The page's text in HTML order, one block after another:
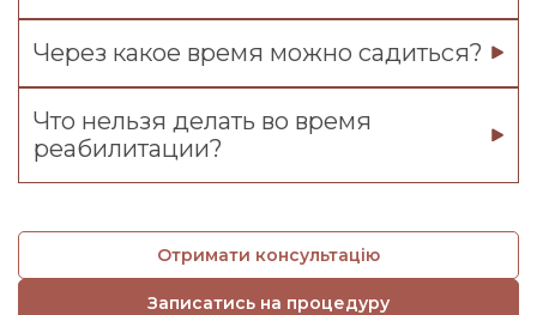
Через какое время можно садиться?
Что нельзя делать во время
реабилитации?
Отримати консультацію
Записатись на процедуру